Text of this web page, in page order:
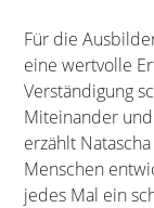
Für die
eine wertvolle
Verständigung
Miteinander
erzählt
Menschen
jedes Mal ein